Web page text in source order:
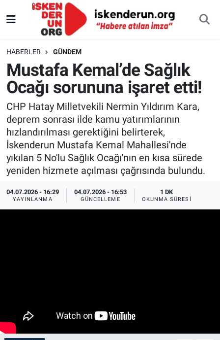
HABERLER GÜNDEM
Mustafa Kemal’de Sağlık
Ocağı sorununa işaret etti!
CHP Hatay Milletvekili Nermin Yıldırım Kara,
deprem sonrası ilde kamu yatırımlarının
hızlandırılması gerektiğini belirterek,
İskenderun Mustafa Kemal Mahallesi'nde
yıkılan 5 No'lu Sağlık Ocağı'nın en kısa sürede
yeniden hizmete açılması çağrısında bulundu.
04.07.2026 - 16:29
YAYINLANMA
04.07.2026 - 16:53
GÜNCELLEME
1 DK
OKUNMA SÜRESI